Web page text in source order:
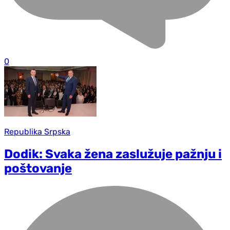
0
Republika Srpska
Dodik: Svaka žena zaslužuje pažnju i
poštovanje